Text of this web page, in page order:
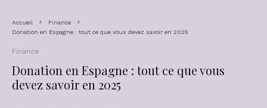
Accueil
Finance
Donation en Espagne : tout ce que vous devez savoir en 2025
Finance
Donation en Espagne : tout ce que vous
devez savoir en 2025